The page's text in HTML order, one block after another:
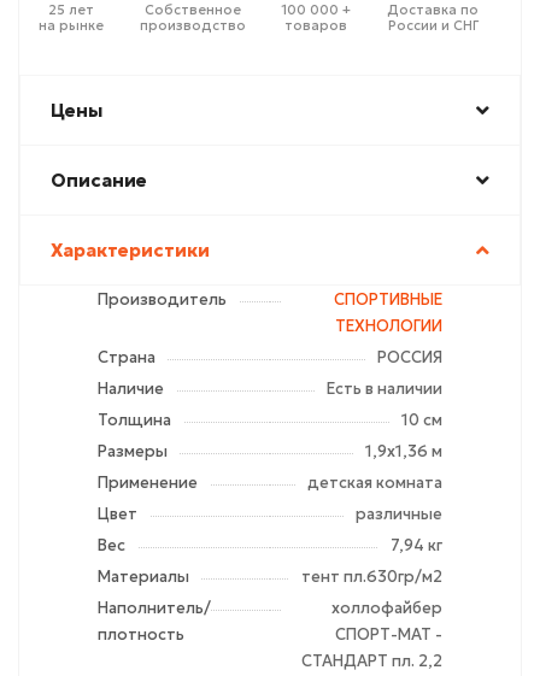
25 лет
на рынке
Собственное
производство
100 000 +
товаров
Доставка по
России и СНГ
Цены
Описание
Характеристики
Производитель
СПОРТИВНЫЕ
ТЕХНОЛОГИИ
Страна
РОССИЯ
Наличие
Есть в наличии
Толщина
10 см
Размеры
1,9х1,36 м
Применение
детская комната
Цвет
различные
Вес
7,94 кг
Материалы
тент пл.630гр/м2
Наполнитель/
плотность
холлофайбер
СПОРТ-МАТ -
СТАНДАРТ пл. 2,2